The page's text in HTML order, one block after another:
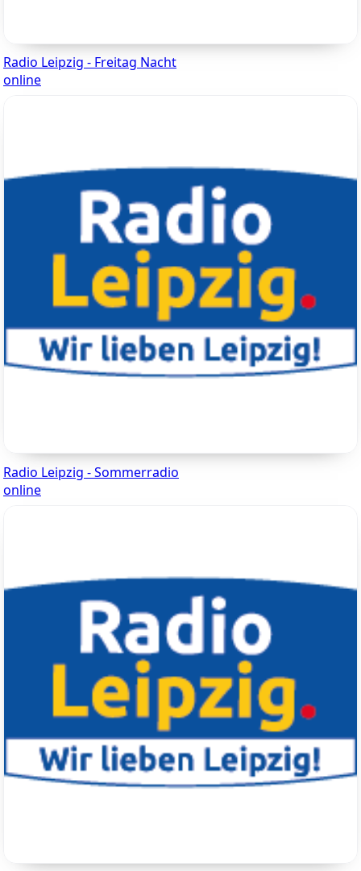
Radio Leipzig - Freitag Nacht
online
Radio Leipzig - Sommerradio
online